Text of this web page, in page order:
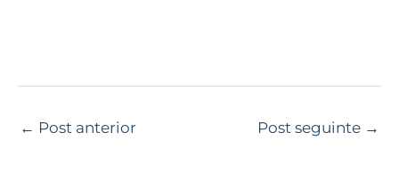
← Post anterior Post seguinte →